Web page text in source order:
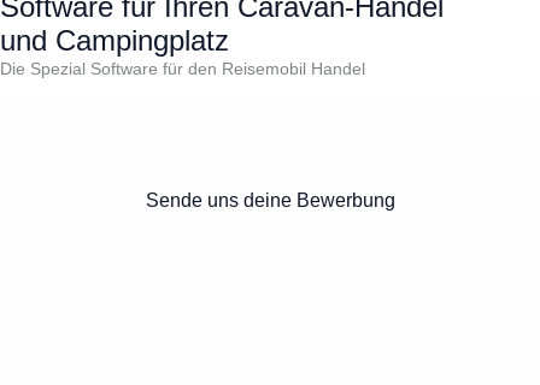
Software für Ihren Caravan-Handel
und Campingplatz
Die Spezial Software für den Reisemobil Handel
Sende uns deine Bewerbung